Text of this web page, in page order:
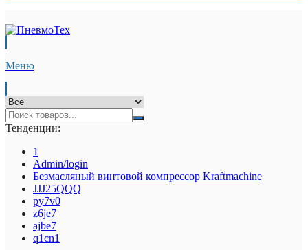
Меню
Тенденции:
1
Admin/login
Безмасляный винтовой компрессор Kraftmaсhine
JJJ25QQQ
py7v0
z6je7
ajbe7
q1cn1